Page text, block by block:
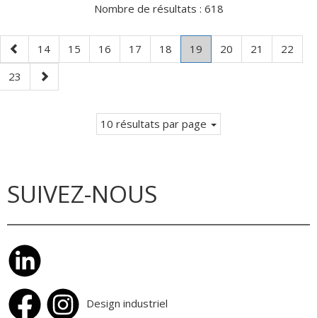
Nombre de résultats : 618
Page
précédente
Page
14 Page
15 Page
16 Page
17 Page
18 Page
19
Page
Page
20 Page
21 Page
22
Page
23
Page
suivante
10 résultats par page
SUIVEZ-NOUS
Design industriel